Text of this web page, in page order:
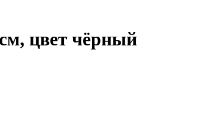
цвет чёрный